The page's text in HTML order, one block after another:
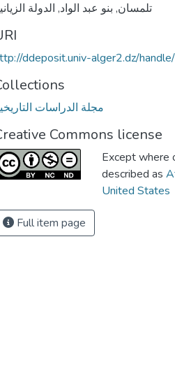
تلمسان, بنو عبد الواد, الدولة
ddeposit.univ-alger2.dz/
مجلة الدراسات
Commons license
Except where
described as
United States
Full item page